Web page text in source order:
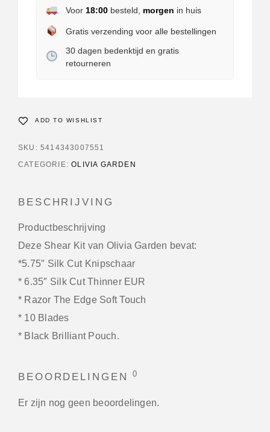
Voor 18:00besteld, morgen in huis
Gratis verzending voor alle bestellingen
30 dagen bedenktijd en gratis
retourneren
ADD TO WISHLIST
SKU: 5414343007551
CATEGORIE:OLIVIA GARDEN
BESCHRIJVING
Productbeschrijving
Deze Shear Kit van Olivia Garden bevat:
*5.75″ Silk Cut Knipschaar
* 6.35″ Silk Cut Thinner EUR
* Razor The Edge Soft Touch
* 10 Blades
* Black Brilliant Pouch.
BEOORDELINGEN0
Er zijn nog geen beoordelingen.